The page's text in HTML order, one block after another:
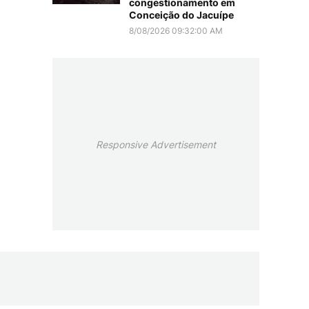
congestionamento em
Conceição do Jacuípe
8/08/2026 09:32:00 AM
Responsive Advertisement